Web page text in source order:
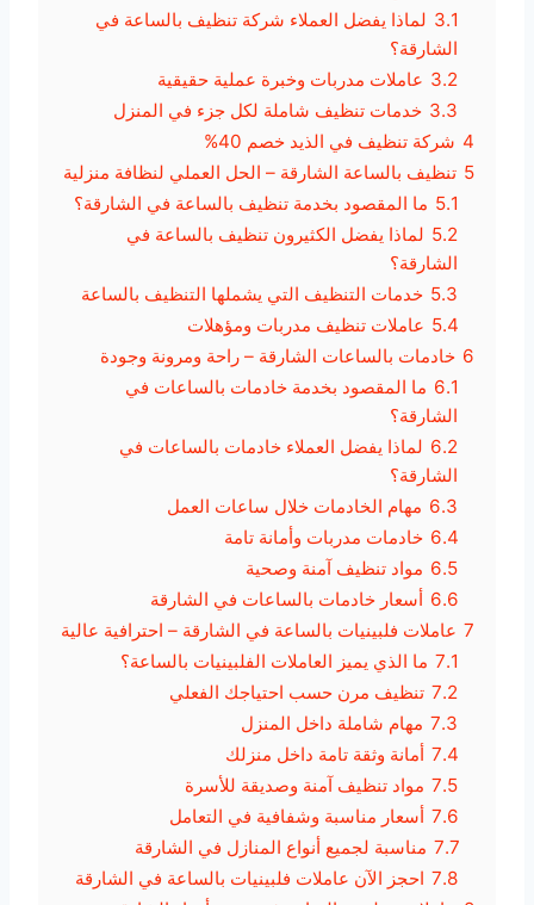
3.1 لماذا يفضل العملاء شركة تنظيف بالساعة في
الشارقة؟
3.2 عاملات مدربات وخبرة عملية حقيقية
3.3 خدمات تنظيف شاملة لكل جزء في المنزل
4 شركة تنظيف في الذيد خصم 40%
5 تنظيف بالساعة الشارقة – الحل العملي لنظافة منزلية
5.1 ما المقصود بخدمة تنظيف بالساعة في الشارقة؟
5.2 لماذا يفضل الكثيرون تنظيف بالساعة في
الشارقة؟
5.3 خدمات التنظيف التي يشملها التنظيف بالساعة
5.4 عاملات تنظيف مدربات ومؤهلات
6 خادمات بالساعات الشارقة – راحة ومرونة وجودة
6.1 ما المقصود بخدمة خادمات بالساعات في
الشارقة؟
6.2 لماذا يفضل العملاء خادمات بالساعات في
الشارقة؟
6.3 مهام الخادمات خلال ساعات العمل
6.4 خادمات مدربات وأمانة تامة
6.5 مواد تنظيف آمنة وصحية
6.6 أسعار خادمات بالساعات في الشارقة
7 عاملات فلبينيات بالساعة في الشارقة – احترافية عالية
7.1 ما الذي يميز العاملات الفلبينيات بالساعة؟
7.2 تنظيف مرن حسب احتياجك الفعلي
7.3 مهام شاملة داخل المنزل
7.4 أمانة وثقة تامة داخل منزلك
7.5 مواد تنظيف آمنة وصديقة للأسرة
7.6 أسعار مناسبة وشفافية في التعامل
7.7 مناسبة لجميع أنواع المنازل في الشارقة
7.8 احجز الآن عاملات فلبينيات بالساعة في الشارقة